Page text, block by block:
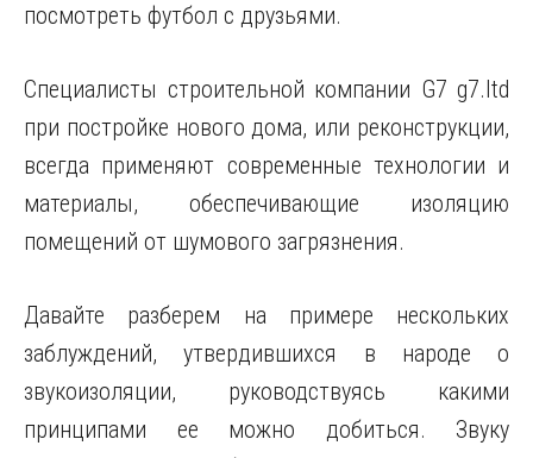
посмотреть футбол с друзьями.
Специалисты строительной компании G7 g7.ltd
при постройке нового дома, или реконструкции,
всегда применяют современные технологии и
материалы, обеспечивающие изоляцию
помещений от шумового загрязнения.
Давайте разберем на примере нескольких
заблуждений, утвердившихся в народе о
звукоизоляции, руководствуясь какими
принципами ее можно добиться. Звуку